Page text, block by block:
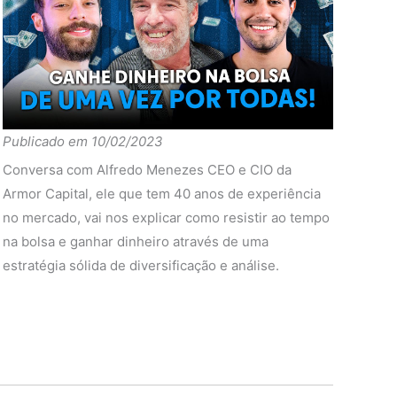
-2.44% -0.21% -0.11% 6.50% 4.76%
-0.13% -2.54% 3.47% 0.18% -1.31%
-2.31% 2.34% -3.57% 6.33% 6.07%
-1.27% 0.74% 0.35% 1.28% 8.71%
-1.51% 0.21% 2.00%
0.24% 0.53% -1.65% -3.58% 2.31%
-0.64%
0.00% 0.99% -2.45% 2.01%
0.00% -1.63% 12.36% 2.24%
Publicado em 10/02/2023
Conversa com Alfredo Menezes CEO e CIO da
Armor Capital, ele que tem 40 anos de experiência
no mercado, vai nos explicar como resistir ao tempo
na bolsa e ganhar dinheiro através de uma
estratégia sólida de diversificação e análise.